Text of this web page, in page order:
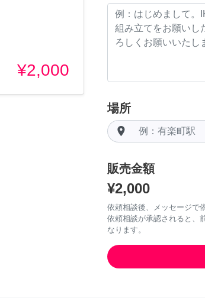
¥2,000
場所
room
販売金額
¥2,000
依頼相談後、メッセージで
依頼相談が承認されると、
なります。